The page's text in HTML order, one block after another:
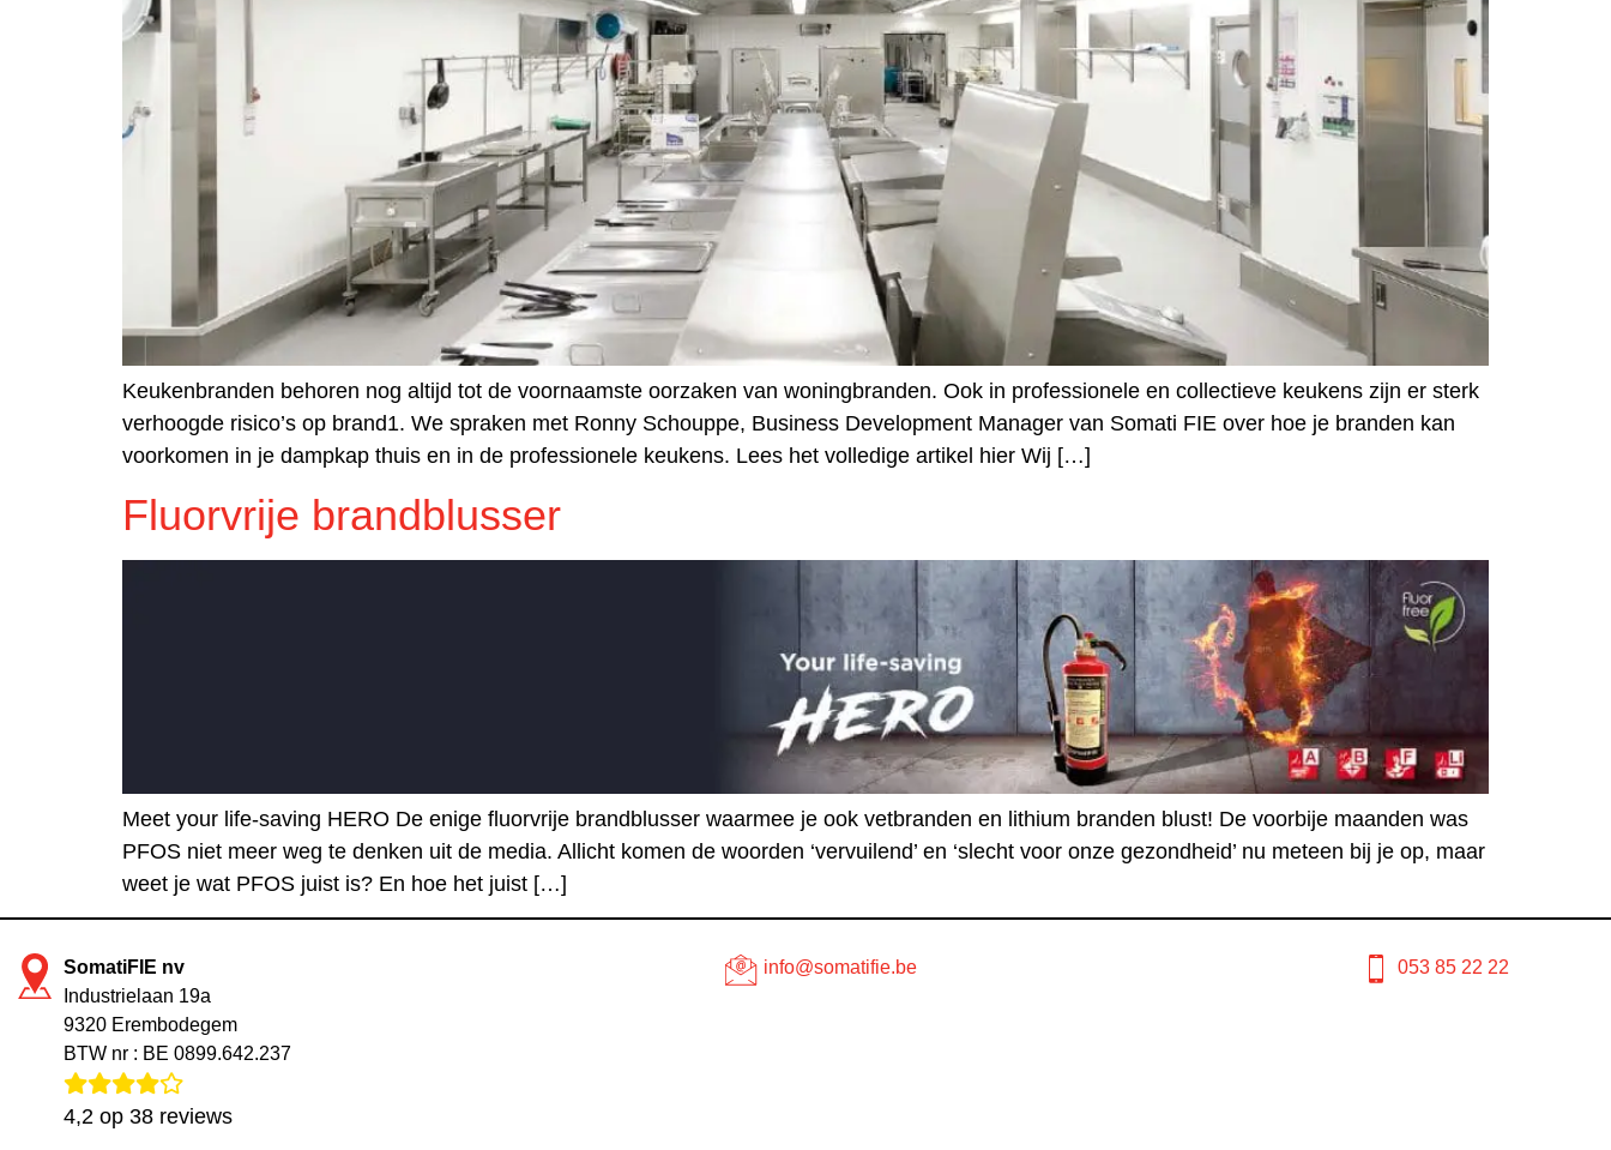
Keukenbranden behoren nog altijd tot de voornaamste oorzaken van woningbranden. Ook in professionele en collectieve keukens zijn er sterk
verhoogde risico’s op brand1. We spraken met Ronny Schouppe, Business Development Manager van Somati FIE over hoe je branden kan
voorkomen in je dampkap thuis en in de professionele keukens. Lees het volledige artikel hier Wij […]
Fluorvrije brandblusser
Meet your life-saving HERO De enige fluorvrije brandblusser waarmee je ook vetbranden en lithium branden blust! De voorbije maanden was
PFOS niet meer weg te denken uit de media. Allicht komen de woorden ‘vervuilend’ en ‘slecht voor onze gezondheid’ nu meteen bij je op, maar
weet je wat PFOS juist is? En hoe het juist […]
SomatiFIE nv
Industrielaan 19a
9320 Erembodegem
BTW nr : BE 0899.642.237
4,2op 38reviews
info@somatifie.be 053 85 22 22